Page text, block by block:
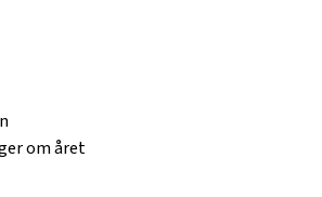
om året